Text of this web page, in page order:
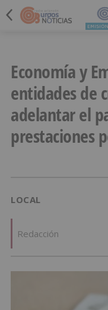
Economía y
entidades de
adelantar el
prestaciones
LOCAL
Redacción